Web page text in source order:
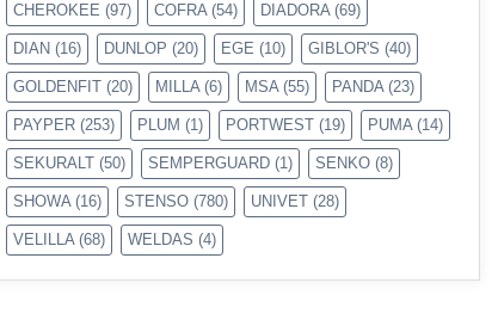
CHEROKEE (97) COFRA (54) DIADORA (69)
DIAN (16) DUNLOP (20) EGE (10) GIBLOR'S (40)
GOLDENFIT (20) MILLA (6) MSA (55) PANDA (23)
PAYPER (253) PLUM (1) PORTWEST (19) PUMA (14)
SEKURALT (50) SEMPERGUARD (1) SENKO (8)
SHOWA (16) STENSO (780) UNIVET (28)
VELILLA (68) WELDAS (4)